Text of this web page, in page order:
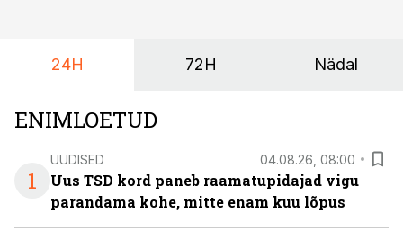
24H 72H Nädal
ENIMLOETUD
1
UUDISED 04.08.26, 08:00
Uus TSD kord paneb raamatupidajad vigu
parandama kohe, mitte enam kuu lõpus